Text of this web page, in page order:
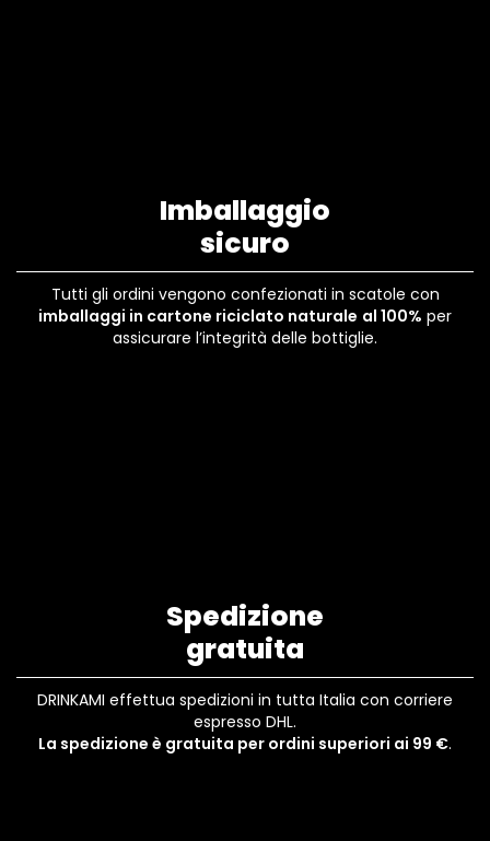
Imballaggio
sicuro
Tutti gli ordini vengono confezionati in scatole con
imballaggi in cartone riciclato naturale al 100% per
assicurare l’integrità delle bottiglie.
Spedizione
gratuita
DRINKAMI effettua spedizioni in tutta Italia con corriere
espresso DHL.
La spedizione è gratuita per ordini superiori ai 99 €.